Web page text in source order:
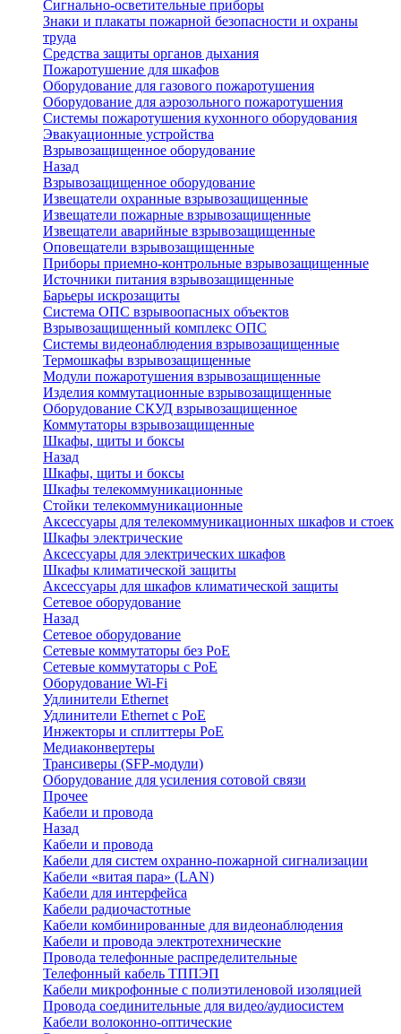
Сигнально-осветительные приборы
Знаки и плакаты пожарной безопасности и охраны
труда
Средства защиты органов дыхания
Пожаротушение для шкафов
Оборудование для газового пожаротушения
Оборудование для аэрозольного пожаротушения
Системы пожаротушения кухонного оборудования
Эвакуационные устройства
Взрывозащищенное оборудование
Назад
Взрывозащищенное оборудование
Извещатели охранные взрывозащищенные
Извещатели пожарные взрывозащищенные
Извещатели аварийные взрывозащищенные
Оповещатели взрывозащищенные
Приборы приемно-контрольные взрывозащищенные
Источники питания взрывозащищенные
Барьеры искрозащиты
Система ОПС взрывоопасных объектов
Взрывозащищенный комплекс ОПС
Системы видеонаблюдения взрывозащищенные
Термошкафы взрывозащищенные
Модули пожаротушения взрывозащищенные
Изделия коммутационные взрывозащищенные
Оборудование СКУД взрывозащищенное
Коммутаторы взрывозащищенные
Шкафы, щиты и боксы
Назад
Шкафы, щиты и боксы
Шкафы телекоммуникационные
Стойки телекоммуникационные
Аксессуары для телекоммуникационных шкафов и стоек
Шкафы электрические
Аксессуары для электрических шкафов
Шкафы климатической защиты
Аксессуары для шкафов климатической защиты
Сетевое оборудование
Назад
Сетевое оборудование
Сетевые коммутаторы без PoE
Сетевые коммутаторы с PoE
Оборудование Wi-Fi
Удлинители Ethernet
Удлинители Ethernet с PoE
Инжекторы и сплиттеры PoE
Медиаконвертеры
Трансиверы (SFP-модули)
Оборудование для усиления сотовой связи
Прочее
Кабели и провода
Назад
Кабели и провода
Кабели для систем охранно-пожарной сигнализации
Кабели «витая пара» (LAN)
Кабели для интерфейса
Кабели радиочастотные
Кабели комбинированные для видеонаблюдения
Кабели и провода электротехнические
Провода телефонные распределительные
Телефонный кабель ТППЭП
Кабели микрофонные с полиэтиленовой изоляцией
Провода соединительные для видео/аудиосистем
Кабели волоконно-оптические